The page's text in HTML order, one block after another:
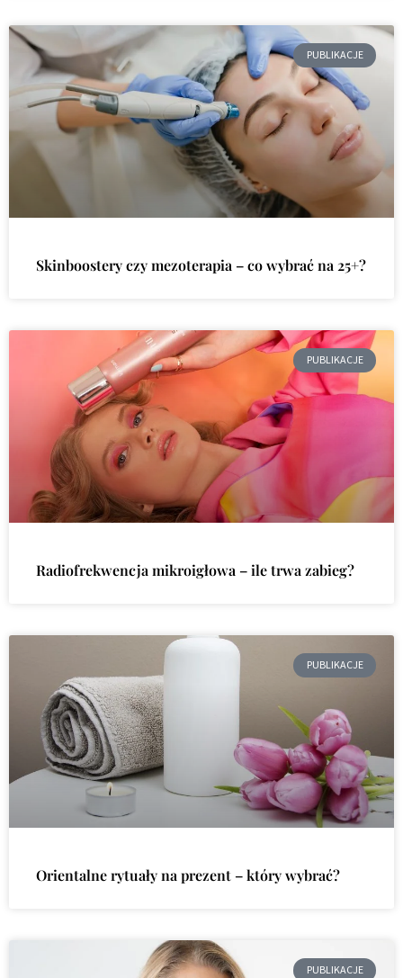
PUBLIKACJE
Skinboostery czy mezoterapia – co wybrać na 25+?
PUBLIKACJE
Radiofrekwencja mikroigłowa – ile trwa zabieg?
PUBLIKACJE
Orientalne rytuały na prezent – który wybrać?
PUBLIKACJE